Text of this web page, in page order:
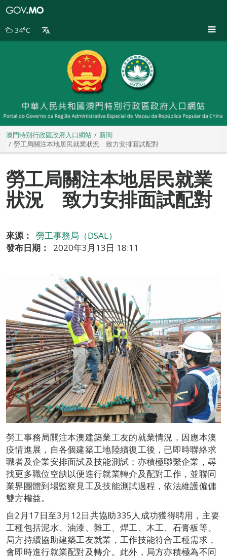
別
34°C
澳門特別行政區政府入口網站
新聞
勞工局關注本地居民就業狀況 致力安排面試配對
勞工局關注本地居民就業
狀況 致力安排面試配對
來源：
勞工事務局（DSAL）
發布日期：
2020年3月13日 18:11
勞工事務局關注本澳建築業工友的就業情況，因應本澳
疫情進展，自各個建築工地陸續復工後，已即時聯絡求
職者及企業安排面試及技能測試；亦積極聯繫企業，尋
找更多職位空缺以便進行就業轉介及配對工作，並聯同
業界團體到場監察見工及技能測試過程，依法維護僱傭
雙方權益。
自2月17日至3月12日共協助335人成功獲得聘用，主要
工種包括泥水、油漆、雜工、焊工、木工、石膏板等。
局方持續協助建築工友就業，工作技能符合工種需求，
會即時進行就業配對及轉介。此外，局方亦積極為不同